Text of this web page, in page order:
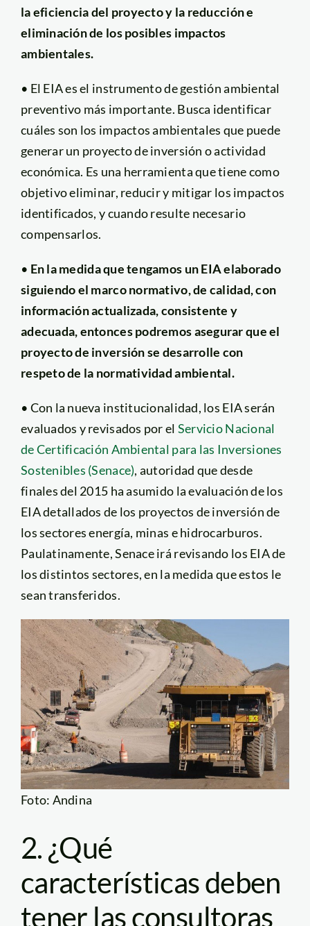
la eficiencia del proyecto y la reducción e
eliminación de los posibles impactos
ambientales.
• El EIA es el instrumento de gestión ambiental
preventivo más importante. Busca identificar
cuáles son los impactos ambientales que puede
generar un proyecto de inversión o actividad
económica. Es una herramienta que tiene como
objetivo eliminar, reducir y mitigar los impactos
identificados, y cuando resulte necesario
compensarlos.
• En la medida que tengamos un EIA elaborado
siguiendo el marco normativo, de calidad, con
información actualizada, consistente y
adecuada, entonces podremos asegurar que el
proyecto de inversión se desarrolle con
respeto de la normatividad ambiental.
• Con la nueva institucionalidad, los EIA serán
evaluados y revisados por el Servicio Nacional
de Certificación Ambiental para las Inversiones
Sostenibles (Senace), autoridad que desde
finales del 2015 ha asumido la evaluación de los
EIA detallados de los proyectos de inversión de
los sectores energía, minas e hidrocarburos.
Paulatinamente, Senace irá revisando los EIA de
los distintos sectores, en la medida que estos le
sean transferidos.
Foto: Andina
2. ¿Qué
características deben
tener las consultoras